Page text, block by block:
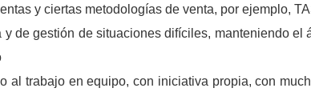
y ciertas metodologías de venta, por ejemplo,
de gestión de situaciones difíciles, manteniendo el
al trabajo en equipo, con iniciativa propia, con